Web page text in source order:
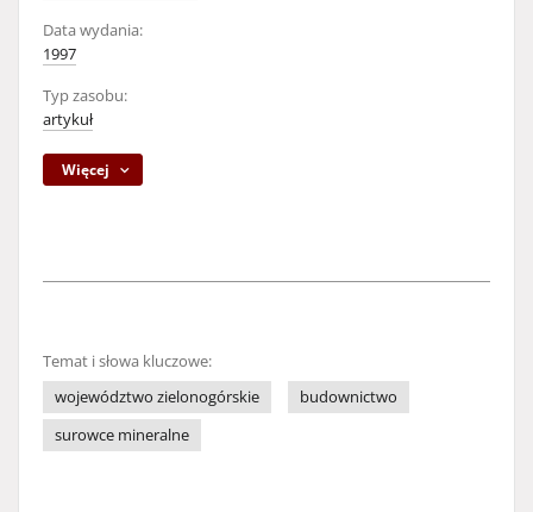
Data wydania:
1997
Typ zasobu:
artykuł
Więcej
Temat i słowa kluczowe:
województwo zielonogórskie
budownictwo
surowce mineralne